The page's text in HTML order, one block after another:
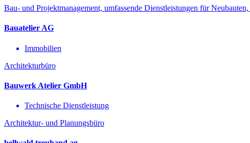
Bau- und Projektmanagement, umfassende Dienstleistungen für
Bauatelier AG
Immobilien
Architekturbüro
Bauwerk Atelier GmbH
Technische Dienstleistung
Architektur- und Planungsbüro